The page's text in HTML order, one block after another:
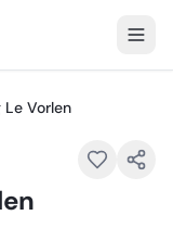
Le Vorlen